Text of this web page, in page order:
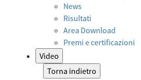
News
Risultati
Area Download
Premi e certificazioni
Video
Torna indietro